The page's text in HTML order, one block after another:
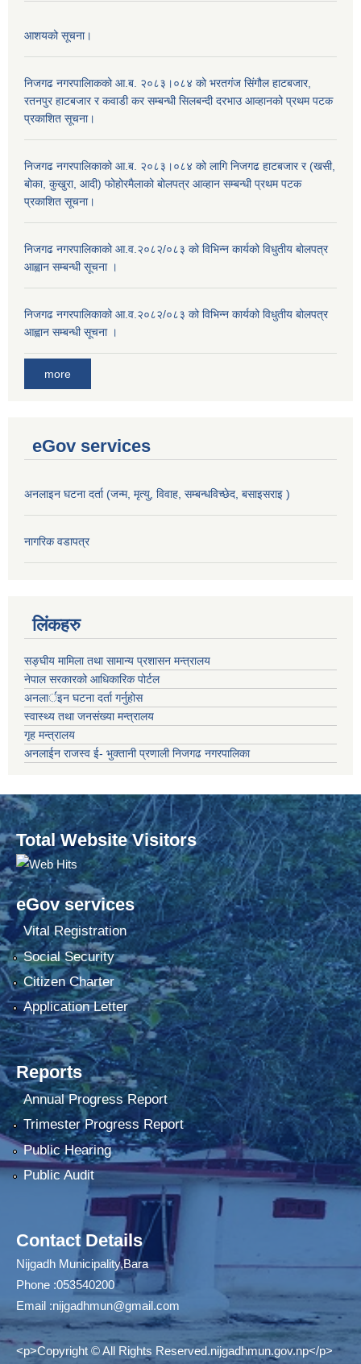
आशयको सूचना।
निजगढ नगरपालिाकको आ.ब. २०८३।०८४ को भरतगंज सिंगौल हाटबजार,
रतनपुर हाटबजार र कवाडी कर सम्बन्धी सिलबन्दी दरभाउ आव्हानको प्रथम पटक
प्रकाशित सूचना।
निजगढ नगरपालिकाको आ.ब. २०८३।०८४ को लागि निजगढ हाटबजार र (खसी,
बोका, कुखुरा, आदी) फोहोरमैलाको बोलपत्र आव्हान सम्बन्धी प्रथम पटक
प्रकाशित सूचना।
निजगढ नगरपालिकाको आ.व.२०८२/०८३ को विभिन्न कार्यको विधुतीय बोलपत्र
आह्वान सम्बन्धी सूचना ।
निजगढ नगरपालिकाको आ.व.२०८२/०८३ को विभिन्न कार्यको विधुतीय बोलपत्र
आह्वान सम्बन्धी सूचना ।
more
eGov services
अनलाइन घटना दर्ता (जन्म, मृत्यु, विवाह, सम्बन्धविच्छेद, बसाइसराइ )
नागरिक वडापत्र
लिंकहरु
सङ्‍घीय मामिला तथा सामान्य प्रशासन मन्त्रालय
नेपाल सरकारको आधिकारिक पोर्टल
अनलार्इन घटना दर्ता गर्नुहोस
स्वास्थ्य तथा जनसंख्या मन्त्रालय
गृह मन्त्रालय
अनलाईन राजस्व ई- भुक्तानी प्रणाली निजगढ नगरपालिका
Total Website Visitors
eGov services
Vital Registration
Social Security
Citizen Charter
Application Letter
Reports
Annual Progress Report
Trimester Progress Report
Public Hearing
Public Audit
Contact Details
Nijgadh Municipality,Bara
Phone :053540200
Email :nijgadhmun@gmail.com
<p>Copyright © All Rights Reserved.nijgadhmun.gov.np</p>